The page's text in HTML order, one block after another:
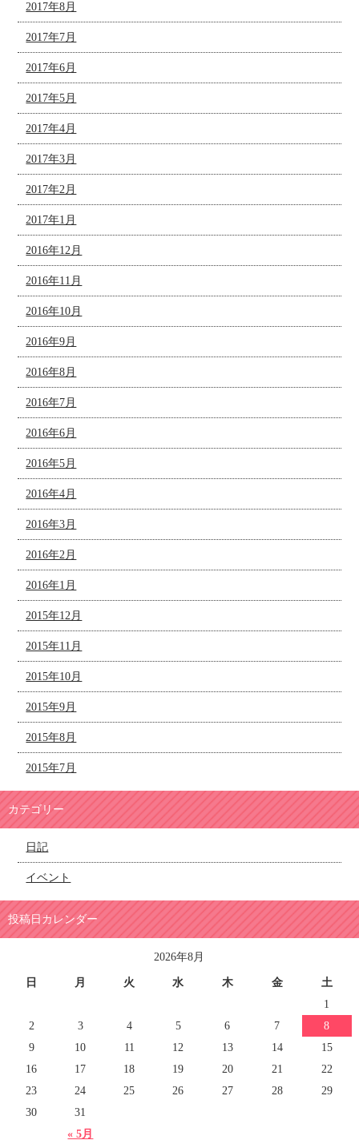
2017年8月
2017年7月
2017年6月
2017年5月
2017年4月
2017年3月
2017年2月
2017年1月
2016年12月
2016年11月
2016年10月
2016年9月
2016年8月
2016年7月
2016年6月
2016年5月
2016年4月
2016年3月
2016年2月
2016年1月
2015年12月
2015年11月
2015年10月
2015年9月
2015年8月
2015年7月
カテゴリー
日記
イベント
投稿日カレンダー
2026年8月
日 月 火 水 木 金 土
« 5月
1
2
3 4 5 6 7
8
9
10 11 12 13 14
15
16
17 18 19 20 21
22
23
24 25 26 27 28
29
30
31